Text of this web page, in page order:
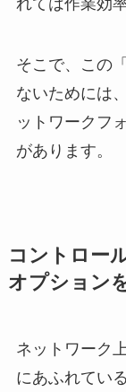
れては作業効
そこで、この
ないためには
ットワークフ
があります。
コントロー
オプション
ネットワーク
にあふれてい